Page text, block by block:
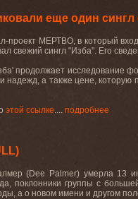
еще один
проект МЕРТВО, в который
свежий сингл "Изба". Его
продолжает исследование
надежд, а также цене,
этой ссылке.... подробнее
(Dee Palmer) умерла 13
поклонники группы с
а о новом имени и другом